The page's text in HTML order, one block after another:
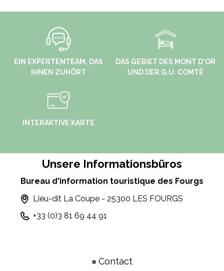
EIN EXPERTENTEAM, DAS
IHNEN ZUHÖRT
DAS GEBIET DES MONT D'OR
UND DER G.U. COMTÉ
INTERAKTIVE KARTE
Unsere Informationsbüros
Bureau d'information touristique des Fourgs
Lieu-dit La Coupe - 25300 LES FOURGS
+33 (0)3 81 69 44 91
Contact